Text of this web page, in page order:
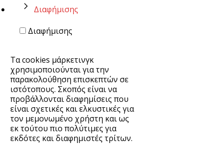
Διαφήμισης
Διαφήμισης
Τα cookies μάρκετινγκ
χρησιμοποιούνται για την
παρακολούθηση επισκεπτών σε
ιστότοπους. Σκοπός είναι να
προβάλλονται διαφημίσεις που
είναι σχετικές και ελκυστικές για
τον μεμονωμένο χρήστη και ως
εκ τούτου πιο πολύτιμες για
εκδότες και διαφημιστές τρίτων.